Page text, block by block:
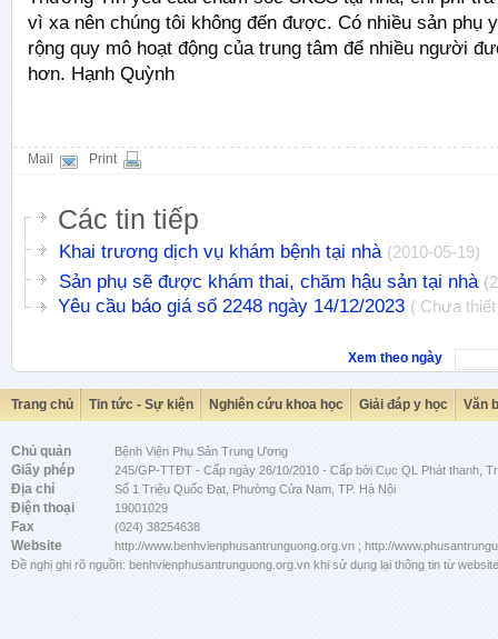
vì xa nên chúng tôi không đến được. Có nhiều sản phụ
rộng quy mô hoạt động của trung tâm để nhiều người
hơn. Hạnh Quỳnh
Mail Print
Các tin tiếp
Khai trương dịch vụ khám bệnh tại nhà (2010-05-19)
Sản phụ sẽ được khám thai, chăm hậu sản tại nhà
Yêu cầu báo giá số 2248 ngày 14/12/2023 ( Chưa
Xem theo ngày
Trang chủ Tin tức - Sự kiện Nghiên cứu khoa học Giải đáp y học Văn
Chủ quản Bệnh Viện Phụ Sản Trung Ương
Giấy phép 245/GP-TTĐT - Cấp ngày 26/10/2010 - Cấp bởi Cục QL Phát thanh,
Địa chỉ Số 1 Triệu Quốc Đạt, Phường Cửa Nam, TP. Hà Nội
Điện thoại 19001029
Fax (024) 38254638
Website
http://www.benhvienphusantrunguong.org.vn ; http://
Đề nghị ghi rõ nguồn: benhvienphusantrunguong.org.vn khi sử dụng lại thông tin từ